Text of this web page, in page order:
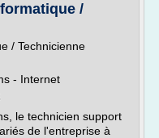
/
/ Technicienne
- Internet
le technicien support
de l'entreprise à